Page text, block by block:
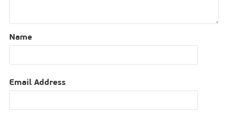
Name
Email Address